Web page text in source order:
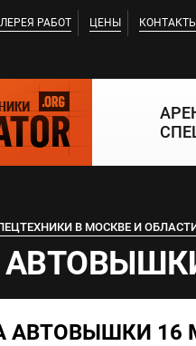
РАБОТ ЦЕНЫ КОНТАКТЫ
В МОСКВЕ И
АВТОВЫШКИ 16